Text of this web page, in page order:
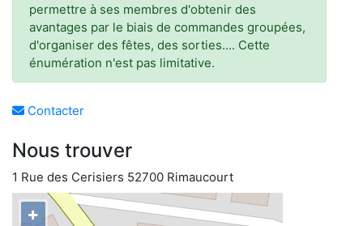
permettre à ses membres d'obtenir des
avantages par le biais de commandes groupées,
d'organiser des fêtes, des sorties.... Cette
énumération n'est pas limitative.
Contacter
Nous trouver
1 Rue des Cerisiers 52700 Rimaucourt
+